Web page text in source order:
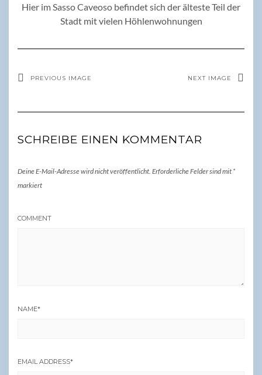
Hier im Sasso Caveoso befindet sich der älteste Teil der
Stadt mit vielen Höhlenwohnungen
PREVIOUS IMAGE NEXT IMAGE
SCHREIBE EINEN KOMMENTAR
Deine E-Mail-Adresse wird nicht veröffentlicht. Erforderliche Felder sind mit *
markiert
COMMENT
NAME*
EMAIL ADDRESS*